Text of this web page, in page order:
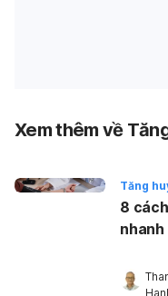
Xem thêm về
Tăng
8
nhanh